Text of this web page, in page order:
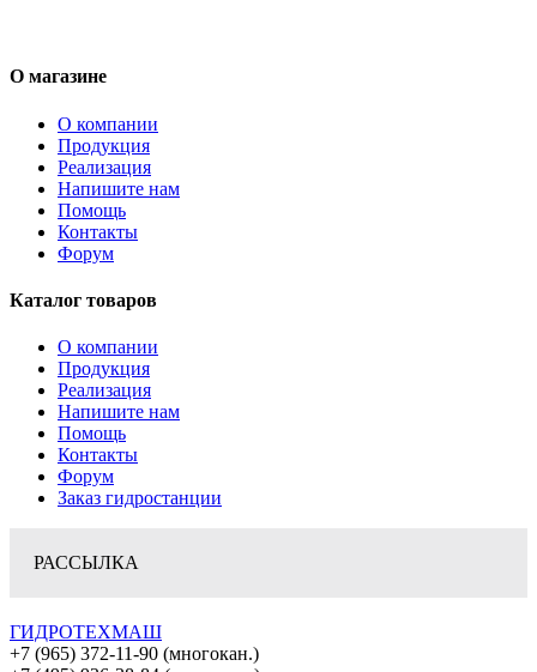
О магазине
О компании
Продукция
Реализация
Напишите нам
Помощь
Контакты
Форум
Каталог товаров
О компании
Продукция
Реализация
Напишите нам
Помощь
Контакты
Форум
Заказ гидростанции
РАССЫЛКА
ГИДРОТЕХМАШ
+7 (965) 372-11-90 (многокан.)